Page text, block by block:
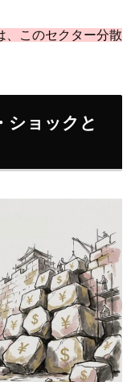
、このセクター分散
ショックと